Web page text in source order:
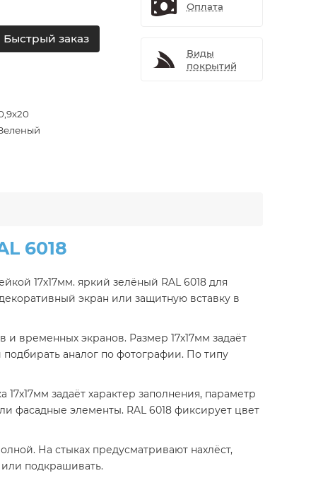
Быстрый заказ
Оплата
Виды
покрытий
6018
17х17мм. яркий зелёный RAL 6018 для
экран или защитную вставку в
и временных экранов. Размер 17х17мм задаёт
аналог по фотографии. По типу
задаёт характер заполнения, параметр
фасадные элементы. RAL 6018 фиксирует цвет
На стыках предусматривают нахлёст,
подкрашивать.